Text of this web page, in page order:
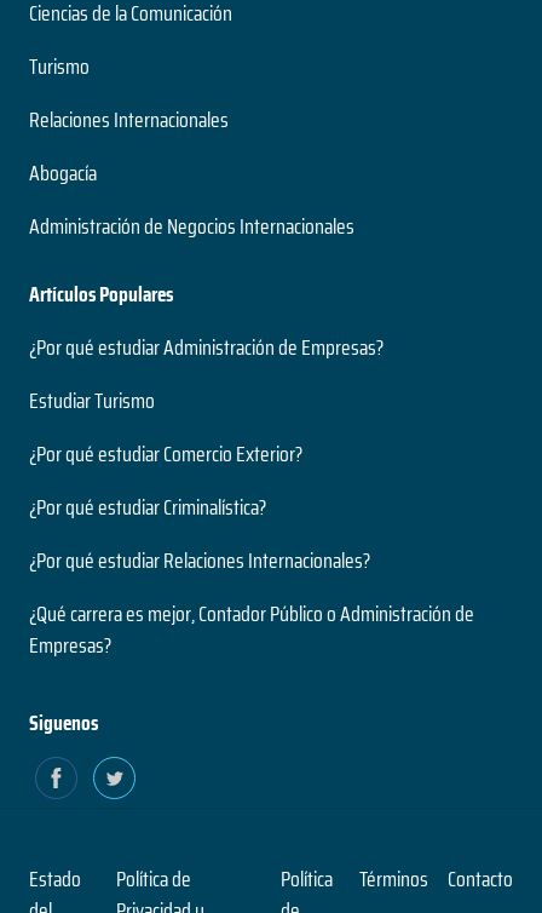
Ciencias de la Comunicación
Turismo
Relaciones Internacionales
Abogacía
Administración de Negocios Internacionales
Artículos Populares
¿Por qué estudiar Administración de Empresas?
Estudiar Turismo
¿Por qué estudiar Comercio Exterior?
¿Por qué estudiar Criminalística?
¿Por qué estudiar Relaciones Internacionales?
¿Qué carrera es mejor, Contador Público o Administración de
Empresas?
Siguenos
Estado
Política de
Política
Términos Contacto